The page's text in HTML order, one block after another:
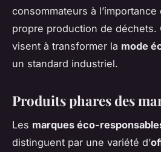
consommateurs à
propre production de
visent à transformer la mode
un standard industriel.
Produits phares des
Les marques éco-
distinguent par une variété d’